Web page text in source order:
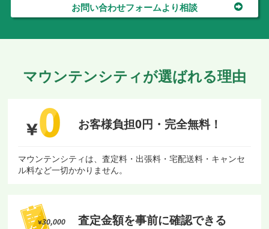
お問い合わせフォームより相談
マウンテンシティが選ばれる理由
お客様負担0円・ 完全無料！
マウンテンシティは、査定料・出張料・宅配送料・キャンセ
ル料など一切かかりません。
査定金額を事前に確認できる